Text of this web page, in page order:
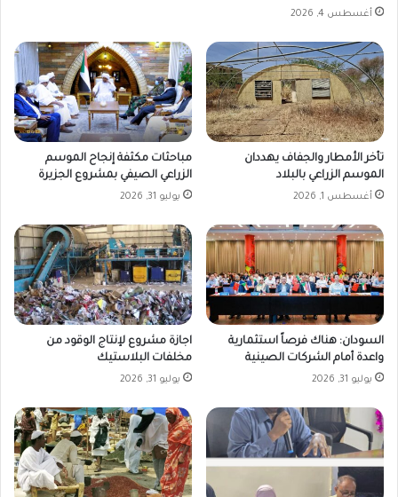
أغسطس 4, 2026
تأخر الأمطار والجفاف يهددان
الموسم الزراعي بالبلاد
أغسطس 1, 2026
مباحثات مكثفة إنجاح الموسم
الزراعي الصيفي بمشروع الجزيرة
يوليو 31, 2026
السودان: هناك فرصاً استثمارية
واعدة أمام الشركات الصينية
يوليو 31, 2026
اجازة مشروع لإنتاج الوقود من
مخلفات البلاستيك
يوليو 31, 2026